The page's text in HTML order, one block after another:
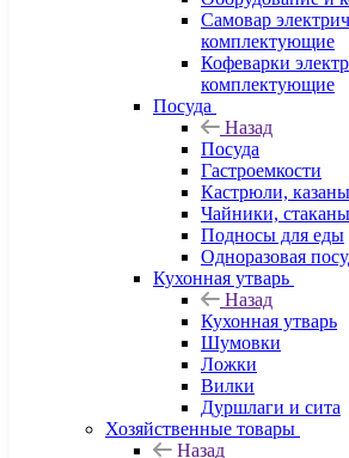
Самовар
комплектующие
Кофеварки
комплектующие
Посуда
Назад
Посуда
Гастроемкости
Кастрюли,
Чайники, стаканы
Подносы для еды
Одноразовая
Кухонная утварь
Назад
Кухонная утварь
Шумовки
Ложки
Вилки
Дуршлаги и сита
Хозяйственные товары
Назад